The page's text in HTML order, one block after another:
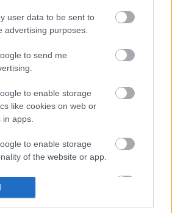
user data to be sent to
advertising purposes.
to send me
to enable storage
like cookies on web or
apps.
to enable storage
of the website or app.
meccset nyert meg a Miskolc
nyert a Vienna
a Miskolc Iglóban